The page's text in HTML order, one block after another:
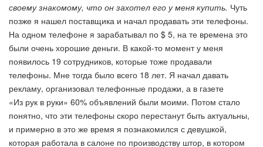
своему знакомому, что он захотел его у меня купить. Чуть
позже я нашел поставщика и начал продавать эти телефоны.
На одном телефоне я зарабатывал по $ 5, на те времена это
были очень хорошие деньги. В какой-то момент у меня
появилось 19 сотрудников, которые тоже продавали
телефоны. Мне тогда было всего 18 лет. Я начал давать
рекламу, организовал телефонные продажи, а в газете
«Из рук в руки» 60% объявлений были моими. Потом стало
понятно, что эти телефоны скоро перестанут быть актуальны,
и примерно в это же время я познакомился с девушкой,
которая работала в салоне по производству штор, в котором